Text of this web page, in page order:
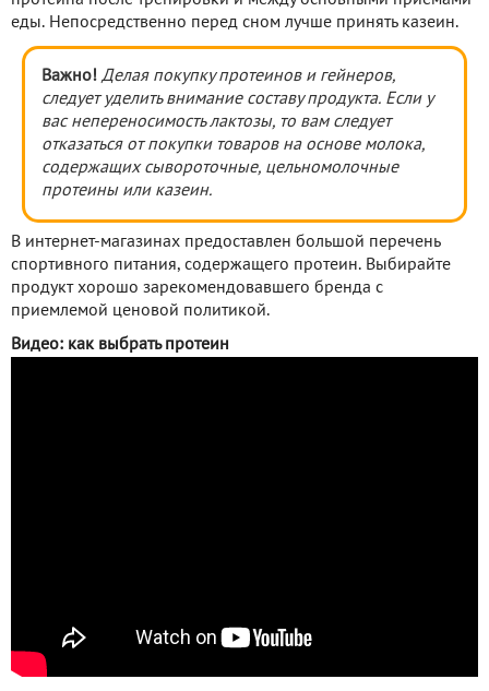
еды. Непосредственно перед сном лучше принять казеин.
Важно! Делая покупку протеинов и гейнеров,
следует уделить внимание составу продукта. Если у
вас непереносимость лактозы, то вам следует
отказаться от покупки товаров на основе молока,
содержащих сывороточные, цельномолочные
протеины или казеин.
В интернет-магазинах предоставлен большой перечень
спортивного питания, содержащего протеин. Выбирайте
продукт хорошо зарекомендовавшего бренда с
приемлемой ценовой политикой.
Видео: как выбрать протеин